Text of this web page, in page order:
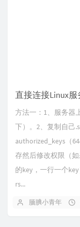
直接连接Linux服
方法一：1、服务器
下）。2、复制自己
authorized_keys（
存然后修改权限（
的key，一行一个
rs...
腼腆小青年